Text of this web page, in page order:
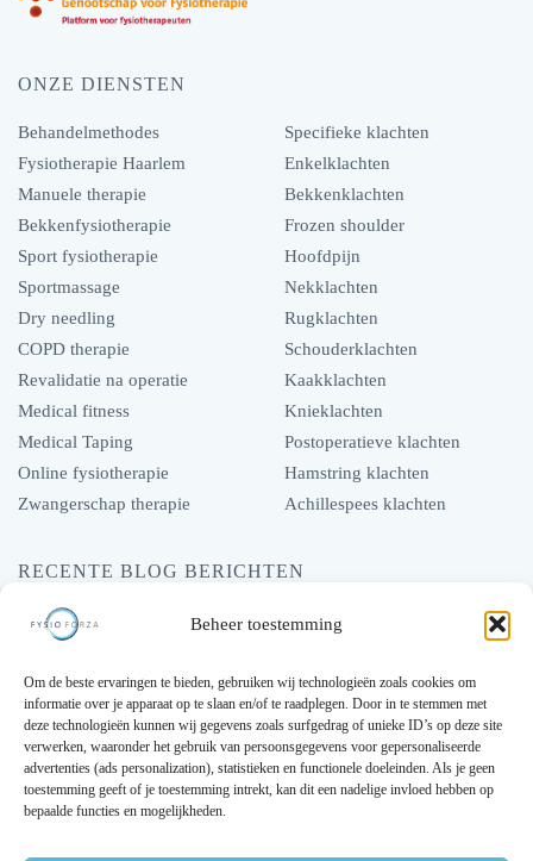
Beheer toestemming
Om de beste ervaringen te bieden, gebruiken wij technologieën zoals cookies om
informatie over je apparaat op te slaan en/of te raadplegen. Door in te stemmen met
deze technologieën kunnen wij gegevens zoals surfgedrag of unieke ID’s op deze site
verwerken, waaronder het gebruik van persoonsgegevens voor gepersonaliseerde
advertenties (ads personalization), statistieken en functionele doeleinden. Als je geen
toestemming geeft of je toestemming intrekt, kan dit een nadelige invloed hebben op
bepaalde functies en mogelijkheden.
ONZE DIENSTEN
Behandelmethodes
Fysiotherapie Haarlem
Manuele therapie
Bekkenfysiotherapie
Sport fysiotherapie
Sportmassage
Dry needling
COPD therapie
Revalidatie na operatie
Medical fitness
Medical Taping
Online fysiotherapie
Zwangerschap therapie
Specifieke klachten
Enkelklachten
Bekkenklachten
Frozen shoulder
Hoofdpijn
Nekklachten
Rugklachten
Schouderklachten
Kaakklachten
Knieklachten
Postoperatieve klachten
Hamstring klachten
Achillespees klachten
RECENTE BLOG BERICHTEN
Hoe fysiotherapie een stijve nek kan oplossen
Een verstuikte enkel, Wat is het en wat doe je er aan?
Etalagebenen: wat zijn de symptomen?
Klachten na het hardlopen